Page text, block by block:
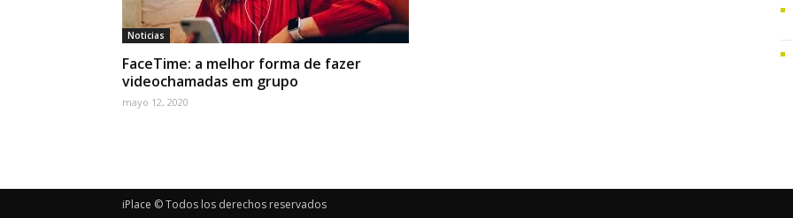
Noticias
FaceTime: a melhor forma de fazer
videochamadas em grupo
mayo 12, 2020
iPlace © Todos los derechos reservados